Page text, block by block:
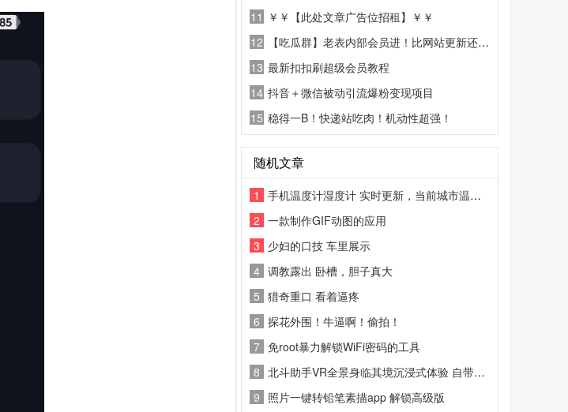
11 ￥￥【此处文章广告位招租】￥￥
12
【吃瓜群】老表内部会员进！比网站更新还精彩！
13 最新扣扣刷超级会员教程
14 抖音＋微信被动引流爆粉变现项目
15 稳得一B！快递站吃肉！机动性超强！
随机文章
1
手机温度计湿度计 实时更新，当前城市温度，湿度信息轻松获取
2 一款制作GIF动图的应用
3 少妇的口技 车里展示
4 调教露出 卧槽，胆子真大
5 猎奇重口 看着逼疼
6 探花外围！牛逼啊！偷拍！
7 免root暴力解锁WiFi密码的工具
8 北斗助手VR全景身临其境沉浸式体验 自带雷达系统出门在外不迷路
9 照片一键转铅笔素描app 解锁高级版